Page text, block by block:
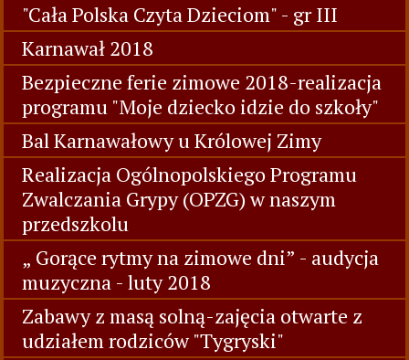
"Cała Polska Czyta Dzieciom" - gr III
Karnawał 2018
Bezpieczne ferie zimowe 2018-realizacja
programu "Moje dziecko idzie do szkoły"
Bal Karnawałowy u Królowej Zimy
Realizacja Ogólnopolskiego Programu
Zwalczania Grypy (OPZG) w naszym
przedszkolu
„ Gorące rytmy na zimowe dni” - audycja
muzyczna - luty 2018
Zabawy z masą solną-zajęcia otwarte z
udziałem rodziców "Tygryski"